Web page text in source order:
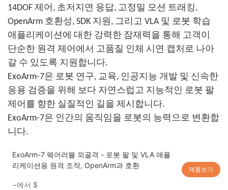
14DOF 제어, 초저지연 응답, 고정밀 모션 트래킹,
OpenArm 호환성, SDK 지원, 그리고 VLA 및 로봇 학습
애플리케이션에 대한 강력한 잠재력을 통해 고객이
단순한 원격 제어에서 고품질 인체 시연 캡처로 나아
갈 수 있도록 지원합니다.
ExoArm-7은 로봇 연구, 교육, 인공지능 개발 및 신속한
응용 검증을 위해 보다 자연스럽고 지능적인 로봇 팔
제어를 향한 실질적인 길을 제시합니다.
ExoArm-7은 인간의 움직임을 로봇의 능력으로 변환합
니다.
ExoArm-7 웨어러블 외골격 - 로봇 팔 및 VLA 애플
리케이션용 원격 조작, OpenArm과 호환
~에서 $
제품보기